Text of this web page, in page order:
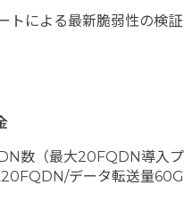
トによる最新脆弱性の検
（最大20FQDN導入プ
データ転送量